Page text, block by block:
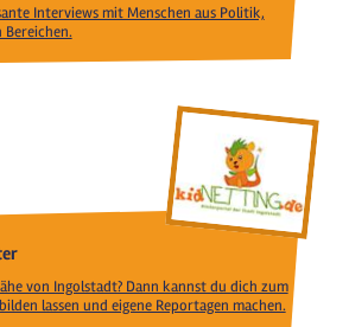
Interviews mit Menschen aus Politik,
von Ingolstadt? Dann kannst du dich zum
lassen und eigene Reportagen machen.